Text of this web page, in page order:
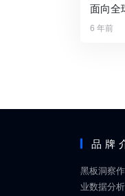
面向全
6 年前
品牌
黑板洞察
业数据分